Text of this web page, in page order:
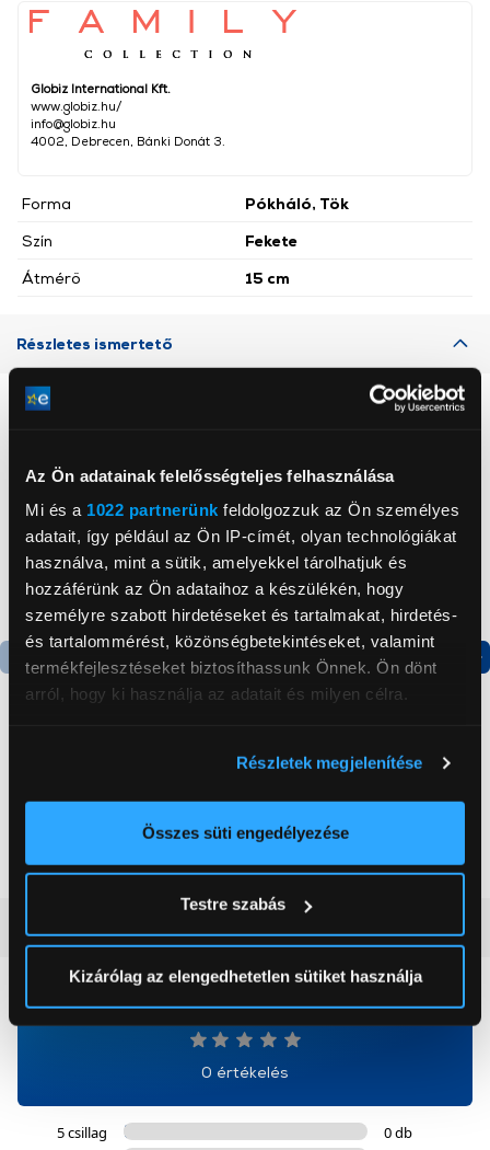
Az Ön adatainak felelősségteljes felhasználása
Mi és a 1022 partnerünk feldolgozzuk az Ön személyes
adatait, így például az Ön IP-címét, olyan technológiákat
használva, mint a sütik, amelyekkel tárolhatjuk és
hozzáférünk az Ön adataihoz a készülékén, hogy
személyre szabott hirdetéseket és tartalmakat, hirdetés-
és tartalommérést, közönségbetekintéseket, valamint
termékfejlesztéseket biztosíthassunk Önnek. Ön dönt
arról, hogy ki használja az adatait és milyen célra.
elhelyezkedéséről pár méteres pontossággal
Az Ön készülékén beazonosítása annak konkrét
módjairól és adja meg preferenciáit aRészletek
pontban. Bármikor módosíthatja vagy visszavonhatja a
Sütinyilatkozathoz való hozzájárulását.
okat használ, melyeket az Ön gépén tárol a rendszer. A
cookie-k személyazonosítására nem alkalmasak,
használatával Ön elfogadja a cookie-k használatát.
Részletek megjelenítése
Összes süti engedélyezése
Testre szabás
Kizárólag az elengedhetetlen sütiket használja
Globiz International Kft.
www.globiz.hu/
info@globiz.hu
4002, Debrecen, Bánki Donát 3.
Forma
Pókháló, Tök
Szín
Fekete
Átmérő
15 cm
Részletes ismertető
Termék adatlap Termék adatlap
Gorenje N619EAXL4
179 999 Ft
0
0 értékelés
5 csillag
0 db